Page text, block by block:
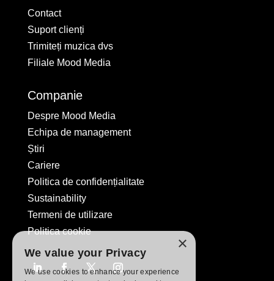
Contact
Suport clienți
Trimiteți muzica dvs
Filiale Mood Media
Companie
Despre Mood Media
Echipa de management
Știri
Cariere
Politica de confidențialitate
Sustainability
Termeni de utilizare
Politica cookie
×
We value your Privacy
We use cookies to enhance your experience